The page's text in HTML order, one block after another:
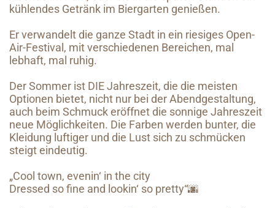
kühlendes Getränk im Biergarten genießen.
Er verwandelt die ganze Stadt in ein riesiges Open-
Air-Festival, mit verschiedenen Bereichen, mal
lebhaft, mal ruhig.
Der Sommer ist DIE Jahreszeit, die die meisten
Optionen bietet, nicht nur bei der Abendgestaltung,
auch beim Schmuck eröffnet die sonnige Jahreszeit
neue Möglichkeiten. Die Farben werden bunter, die
Kleidung luftiger und die Lust sich zu schmücken
steigt eindeutig.
„Cool town, evenin‘ in the city
Dressed so fine and lookin‘ so pretty“🌆